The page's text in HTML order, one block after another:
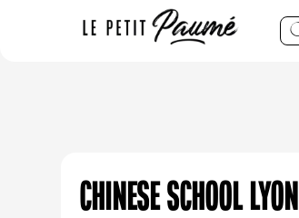
Chinese School Lyon